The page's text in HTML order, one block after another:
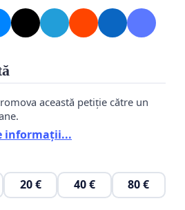
această petiție către un
informații...
20 € 40 € 80 €